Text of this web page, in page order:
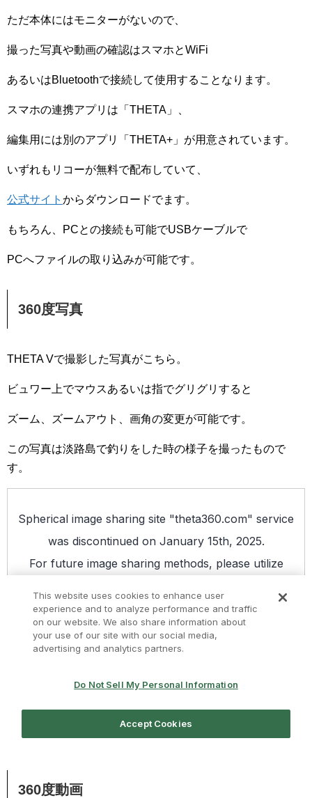
ただ本体にはモニターがないので、
撮った写真や動画の確認はスマホとWiFi
あるいはBluetoothで接続して使用することなります。
スマホの連携アプリは「THETA」、
編集用には別のアプリ「THETA+」が用意されています。
いずれもリコーが無料で配布していて、
公式サイト からダウンロードでます。
もちろん、PCとの接続も可能でUSBケーブルで
PCへファイルの取り込みが可能です。
360度写真
THETA Vで撮影した写真がこちら。
ビュワー上でマウスあるいは指でグリグリすると
ズーム、ズームアウト、画角の変更が可能です。
この写真は淡路島で釣りをした時の様子を撮ったもので
す。
360度動画